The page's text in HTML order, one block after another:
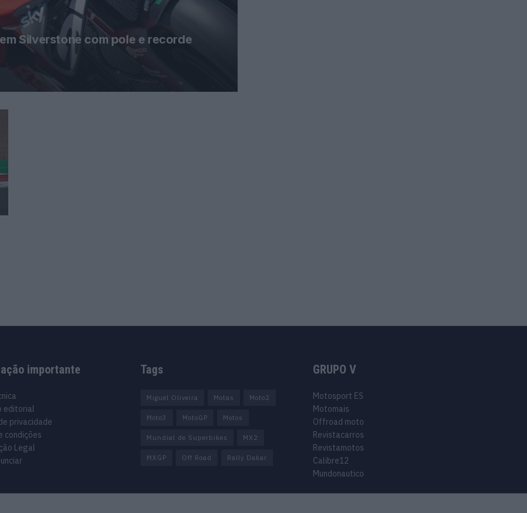
Silverstone com pole e recorde
importante
editorial
privacidade
condições
Legal
Tags
Miguel Oliveira Motas Moto2
Moto3 MotoGP Motos
Mundial de Superbikes MX2
MXGP Off Road Rally Dakar
GRUPO V
Motosport ES
Motomais
Offroad moto
Revistacarros
Revistamotos
Calibre12
Mundonautico